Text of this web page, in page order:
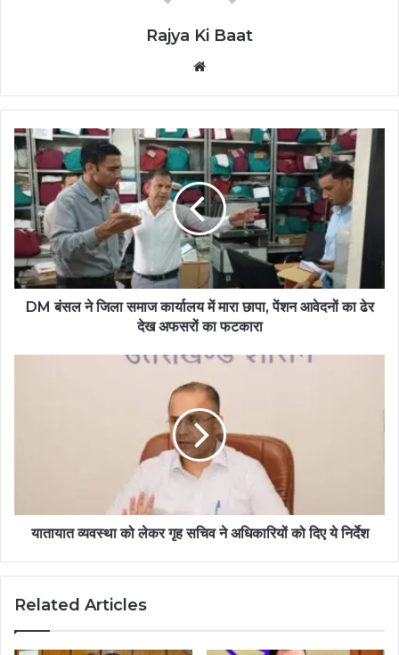
Rajya Ki Baat
DM बंसल ने जिला समाज कार्यालय में मारा छापा, पेंशन आवेदनों का ढेर
देख अफसरों का फटकारा
यातायात व्यवस्था को लेकर गृह सचिव ने अधिकारियों को दिए ये निर्देश
Related Articles